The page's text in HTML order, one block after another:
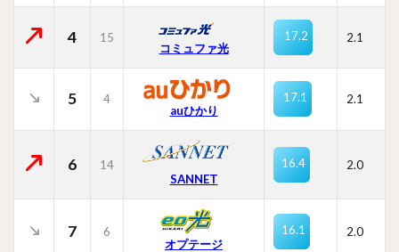
4 15
コミュファ光
17.2 2.1
5
4
auひかり
17.1 2.1
6
14
SANNET
16.4 2.0
7
6
オプテージ
16.1 2.0